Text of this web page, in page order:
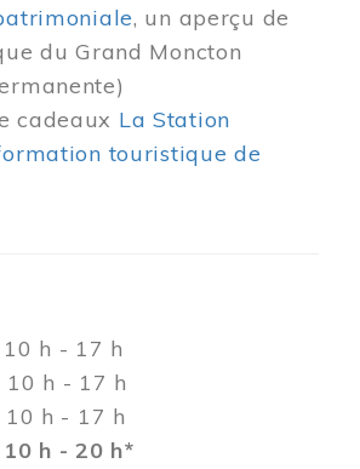
, un aperçu de
du Grand Moncton
cadeaux La Station
touristique de
- 17 h
- 17 h
h - 17 h
10 h - 20 h*